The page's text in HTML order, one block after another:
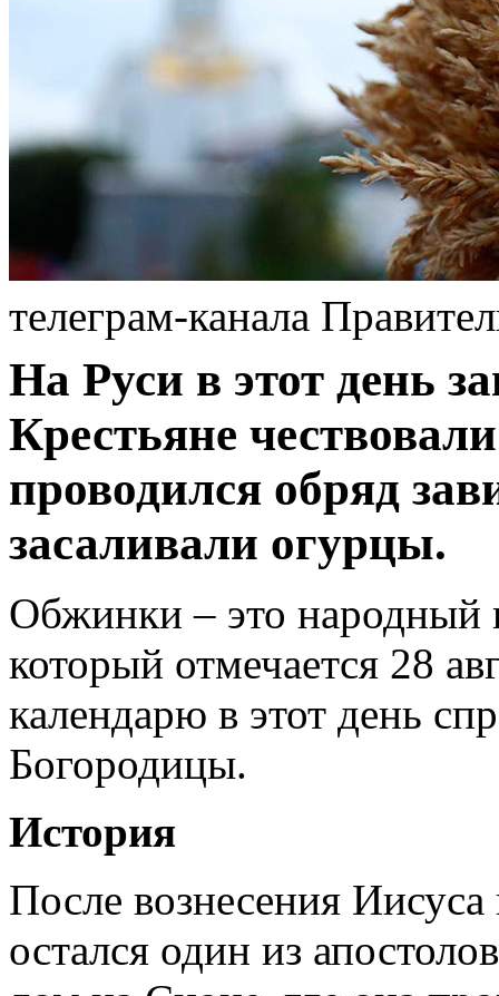
телеграм-канала
На Руси в этот день
Крестьяне
проводился обряд
засаливали огурцы.
Обжинки – это народный
который отмечается 28
календарю в этот день
Богородицы.
История
После вознесения
остался один из